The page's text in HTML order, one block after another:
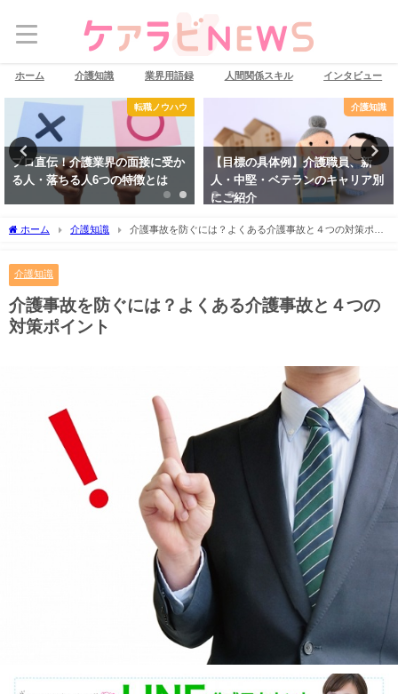
ホーム 介護知識 業界用語録 人間関係スキル インタビュー
転職ノウハウ
プロ直伝！介護業界の面接に受か
る人・落ちる人6つの特徴とは
介護知識
【目標の具体例】介護職員、新
人・中堅・ベテランのキャリア別
にご紹介
ホーム 介護知識
介護事故を防ぐには？よくある介護事故と４つの対策ポイ
介護知識
介護事故を防ぐには？よくある介護事故と４つの
対策ポイント